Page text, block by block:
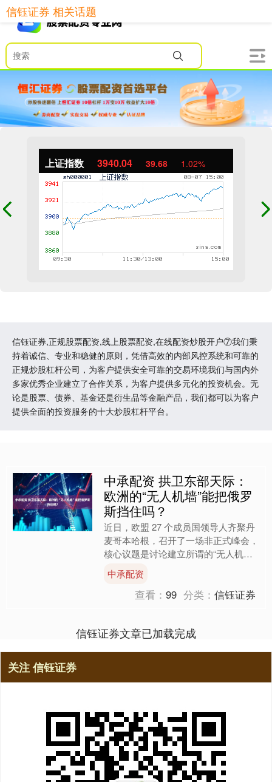
上证指数 3940.04 39.68 1.02%
信钰证券,正规股票配资,线上股票配资,在线配资炒股开户⑦我们秉
持着诚信、专业和稳健的原则，凭借高效的内部风控系统和可靠的
正规炒股杠杆公司，为客户提供安全可靠的交易环境我们与国内外
多家优秀企业建立了合作关系，为客户提供多元化的投资机会。无
论是股票、债券、基金还是衍生品等金融产品，我们都可以为客户
提供全面的投资服务的十大炒股杠杆平台。
信钰证券 相关话题
中承配资 拱卫东部天际：
欧洲的“无人机墙”能把俄罗
斯挡住吗？
近日，欧盟 27 个成员国领导人齐聚丹
麦哥本哈根，召开了一场非正式峰会，
核心议题是讨论建立所谓的“无人机
墙”（drone wall）。这是一套由探测、
指挥与拦截....
中承配资
查看：99 分类：信钰证券
信钰证券文章已加载完成
关注 信钰证券